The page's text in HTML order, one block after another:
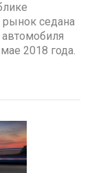
рынок седана
2018 года.